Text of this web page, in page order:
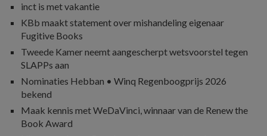
inct is met vakantie
KBb maakt statement over mishandeling eigenaar
Fugitive Books
Tweede Kamer neemt aangescherpt wetsvoorstel tegen
SLAPPs aan
Nominaties Hebban • Winq Regenboogprijs 2026
bekend
Maak kennis met WeDaVinci, winnaar van de Renew the
Book Award